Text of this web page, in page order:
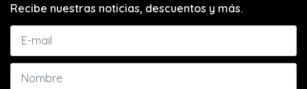
Recibe nuestras noticias, descuentos y más.